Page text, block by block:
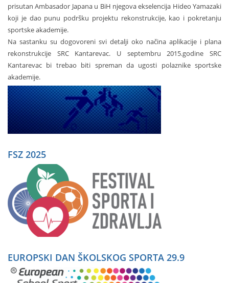
prisutan Ambasador Japana u BiH njegova ekselencija Hideo Yamazaki
koji je dao punu podršku projektu rekonstrukcije, kao i pokretanju
sportske akademije.
Na sastanku su dogovoreni svi detalji oko načina aplikacije i plana
rekonstrukcije SRC Kantarevac. U septembru 2015.godine SRC
Kantarevac bi trebao biti spreman da ugosti polaznike sportske
akademije.
FSZ 2025
EUROPSKI DAN ŠKOLSKOG SPORTA 29.9